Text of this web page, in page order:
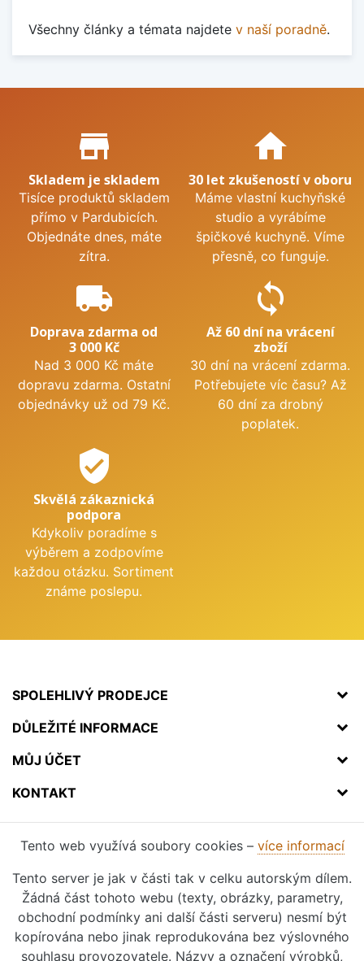
Všechny články a témata najdete v naší poradně.
Proč nakupovat u nás?
store_mall_directory
Skladem je skladem
Tisíce produktů skladem
přímo v Pardubicích.
Objednáte dnes, máte
zítra.
home
30 let zkušeností v oboru
Máme vlastní kuchyňské
studio a vyrábíme
špičkové kuchyně. Víme
přesně, co funguje.
local_shipping
Doprava zdarma od
3 000 Kč
Nad 3 000 Kč máte
dopravu zdarma. Ostatní
objednávky už od 79 Kč.
sync
Až 60 dní na vrácení
zboží
30 dní na vrácení zdarma.
Potřebujete víc času? Až
60 dní za drobný
poplatek.
verified_user
Skvělá zákaznická
podpora
Kdykoliv poradíme s
výběrem a zodpovíme
každou otázku. Sortiment
známe poslepu.
SPOLEHLIVÝ PRODEJCE
DŮLEŽITÉ INFORMACE
MŮJ ÚČET
KONTAKT
Tento web využívá soubory cookies – více informací
Tento server je jak v části tak v celku autorským dílem.
Žádná část tohoto webu (texty, obrázky, parametry,
obchodní podmínky ani další části serveru) nesmí být
kopírována nebo jinak reprodukována bez výslovného
souhlasu provozovatele. Názvy a označení výrobků,